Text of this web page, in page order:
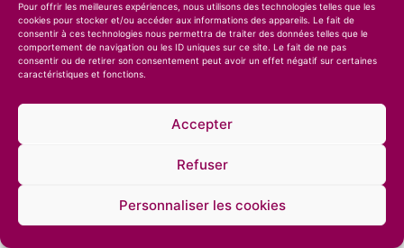
Pour offrir les meilleures expériences, nous utilisons des technologies telles que les
cookies pour stocker et/ou accéder aux informations des appareils. Le fait de
consentir à ces technologies nous permettra de traiter des données telles que le
comportement de navigation ou les ID uniques sur ce site. Le fait de ne pas
consentir ou de retirer son consentement peut avoir un effet négatif sur certaines
caractéristiques et fonctions.
Accepter
Refuser
Personnaliser les cookies
© 2026 – Compagnie des Desserts – Spécialiste des glaces artisanales et des